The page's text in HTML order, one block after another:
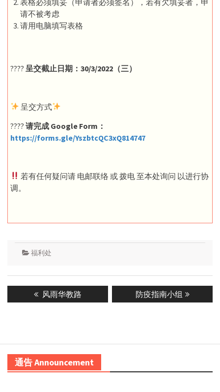
请不被考虑
请用电脑填写表格
????️ 呈交截止日期：30/3/2022（三）
呈交方式
???? 请完成 Google Form：
https://forms.gle/YszbtcQC3xQ814747
若有任何疑问请 电邮联络 或 拨电 至本处询问 以进行协
调。
福利处
navigationPrevious
post:
风雨华教路
Next
post:
防疫指南小组
通告 Announcement